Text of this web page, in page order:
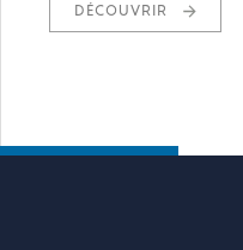
DÉCOUVRIR